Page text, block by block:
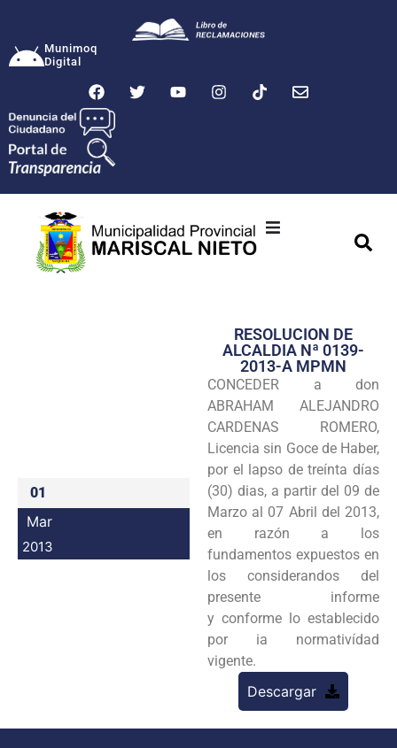
Munimoq
Digital
Transparencia
Seguridad
Programas
Intranet
01
Mar
2013
RESOLUCION DE
ALCALDIA Nª 0139-
2013-A MPMN
CONCEDER a don
ABRAHAM ALEJANDRO
CARDENAS ROMERO,
Licencia sin Goce de Haber,
por el lapso de treínta días
(30) dias, a partir del 09 de
Marzo al 07 Abril del 2013,
en razón a los
fundamentos expuestos en
los considerandos del
presente informe
y conforme lo establecido
por ia normativídad
vigente.
Descargar